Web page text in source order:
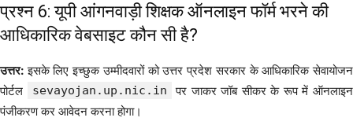
प्रश्न 6: यूपी आंगनवाड़ी शिक्षक ऑनलाइन फॉर्म भरने की
आधिकारिक वेबसाइट कौन सी है?
उत्तर: इसके लिए इच्छुक उम्मीदवारों को उत्तर प्रदेश सरकार के आधिकारिक सेवायोजन
पोर्टल
sevayojan.up.nic.in
पर जाकर जॉब सीकर के रूप में ऑनलाइन
पंजीकरण कर आवेदन करना होगा।